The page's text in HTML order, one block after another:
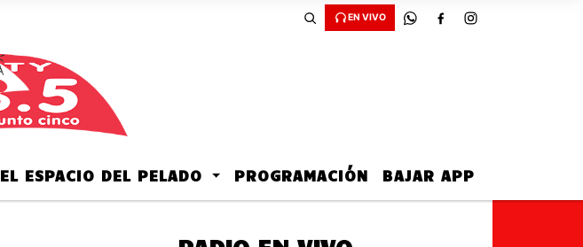
EN VIVO
EL ESPACIO DEL PELADO PROGRAMACIÓN BAJAR APP